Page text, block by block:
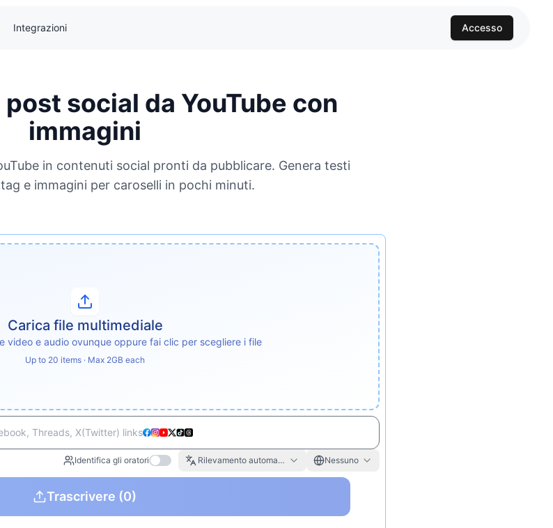
Integrazioni Accesso
social da YouTube con
immagini
in contenuti social pronti da pubblicare. Genera testi
e immagini per caroselli in pochi minuti.
Carica file multimediale
video e audio ovunque oppure fai clic per scegliere i file
Up to 20 items · Max 2GB each
Threads, X(Twitter) links
Identifica gli oratori Rilevamento automatico Nessuno
Trascrivere (0)